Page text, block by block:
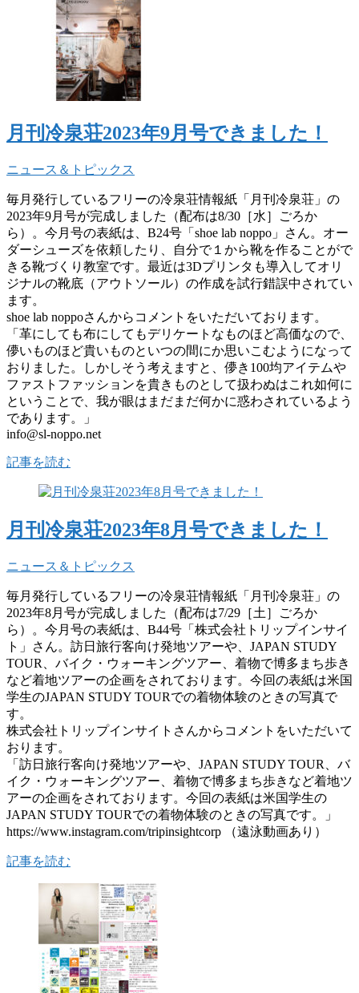
月刊冷泉荘2023年9月号できました！
ニュース＆トピックス
毎月発行しているフリーの冷泉荘情報紙「月刊冷泉荘」の
2023年9月号が完成しました（配布は8/30［水］ごろか
ら）。今月号の表紙は、B24号「shoe lab noppo」さん。オー
ダーシューズを依頼したり、自分で１から靴を作ることがで
きる靴づくり教室です。最近は3Dプリンタも導入してオリ
ジナルの靴底（アウトソール）の作成を試行錯誤中されてい
ます。
shoe lab noppoさんからコメントをいただいております。
「革にしても布にしてもデリケートなものほど高価なので、
儚いものほど貴いものといつの間にか思いこむようになって
おりました。しかしそう考えますと、儚き100均アイテムや
ファストファッションを貴きものとして扱わぬはこれ如何に
ということで、我が眼はまだまだ何かに惑わされているよう
であります。」
info@sl-noppo.net
記事を読む
月刊冷泉荘2023年8月号できました！
ニュース＆トピックス
毎月発行しているフリーの冷泉荘情報紙「月刊冷泉荘」の
2023年8月号が完成しました（配布は7/29［土］ごろか
ら）。今月号の表紙は、B44号「株式会社トリップインサイ
ト」さん。訪日旅行客向け発地ツアーや、JAPAN STUDY
TOUR、バイク・ウォーキングツアー、着物で博多まち歩き
など着地ツアーの企画をされております。今回の表紙は米国
学生のJAPAN STUDY TOURでの着物体験のときの写真で
す。
株式会社トリップインサイトさんからコメントをいただいて
おります。
「訪日旅行客向け発地ツアーや、JAPAN STUDY TOUR、バ
イク・ウォーキングツアー、着物で博多まち歩きなど着地ツ
アーの企画をされております。今回の表紙は米国学生の
JAPAN STUDY TOURでの着物体験のときの写真です。」
https://www.instagram.com/tripinsightcorp （遠泳動画あり）
記事を読む